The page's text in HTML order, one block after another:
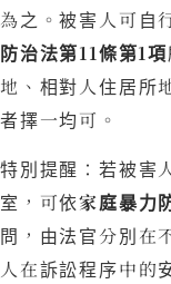
為之。被害人可自
防治法第11條第1項
地、相對人住居所
者擇一均可。
特別提醒：若被害
室，可依家庭暴力
問，由法官分別在
人在訴訟程序中的